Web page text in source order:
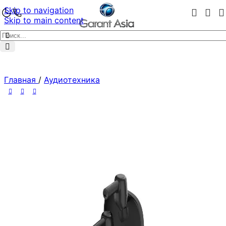
Skip to navigation
Skip to main content
Главная / Аудиотехника